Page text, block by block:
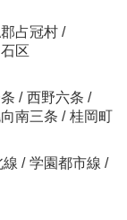
占冠村 /
区
/ 西野六条 /
南三条 / 桂岡町
線 / 学園都市線 /